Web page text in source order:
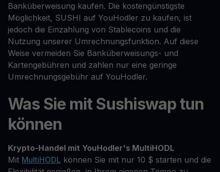
Banküberweisung kaufen. Die kostengünstigste
Möglichkeit, SUSHI auf YouHodler zu kaufen, ist
jedoch die Einzahlung von Stablecoins und die
Nutzung unserer Umrechnungsfunktion. Auf diese
Weise vermeiden Sie Banküberweisungs- und
Kartengebühren und zahlen nur eine geringe
Umrechnungsgebühr auf YouHodler.
Was Sie mit Sushiswap tun
können
Krypto-Handel mit YouHodler's MultiHODL
Mit MultiHODL können Sie mit nur 10 $ starten und die